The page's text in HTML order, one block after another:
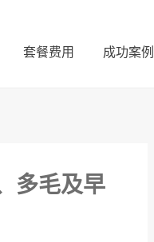
套餐费用 成功案例
多毛及早